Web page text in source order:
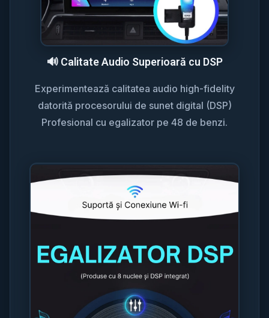
🔊 Calitate Audio Superioară cu DSP
Experimentează calitatea audio high-fidelity
datorită procesorului de sunet digital (DSP)
Profesional cu egalizator pe 48 de benzi.